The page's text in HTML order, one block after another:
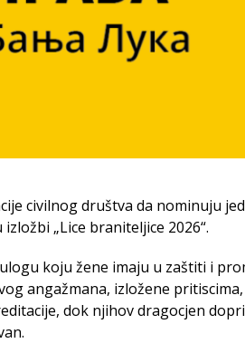
civilnog društva da nominuju
„Lice braniteljice 2026“.
koju žene imaju u zaštiti i
angažmana, izložene pritiscima,
dok njihov dragocjen